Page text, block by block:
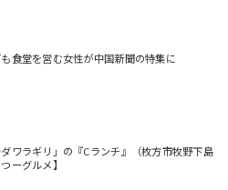
食堂を営む女性が中国新聞の特集に
ダワラギリ」の『Cランチ』（枚方市牧野下島
ーグルメ】